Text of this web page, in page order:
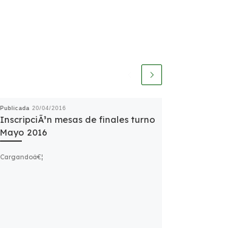
Publicada 20/04/2016
InscripciÃ³n mesas de finales turno
Mayo 2016
Cargandoâ€¦